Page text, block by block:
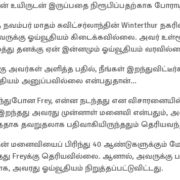
உயிருடன் இருப்பதை நிரூபிப்பதற்காக
மாதம் சுவிட்சர்லாந்தின் Winterthur
ஓய்வூதியம் கிடைக்கவில்லை. அவர்
தனக்கு ஏன் இன்னமும் ஓய்வூதியம்
அவர்கள் அளித்த பதில், நீங்கள்
அனுப்பவில்லை என்பதுதான்...
Frey, என்ன நடந்தது என
அவரது முன்னாள் மனைவி என்பதும்,
தவறுதலாக பதிவாகியிருந்ததும்
மனைவியைப் பிரிந்து 40 ஆண்டுகளுக்கும்
Freyக்கு தெரியவில்லை. ஆனால், அவருக்கு
அவரது ஓய்வூதியம் நிறுத்தப்பட்டுவிட்டது.